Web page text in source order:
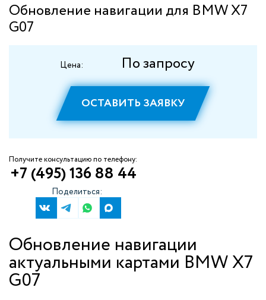
Обновление навигации для BMW X7
G07
Цена: По запросу
ОСТАВИТЬ ЗАЯВКУ
Получите консультацию по телефону:
+7 (495) 136 88 44
Поделиться:
Обновление навигации
актуальными картами BMW X7
G07